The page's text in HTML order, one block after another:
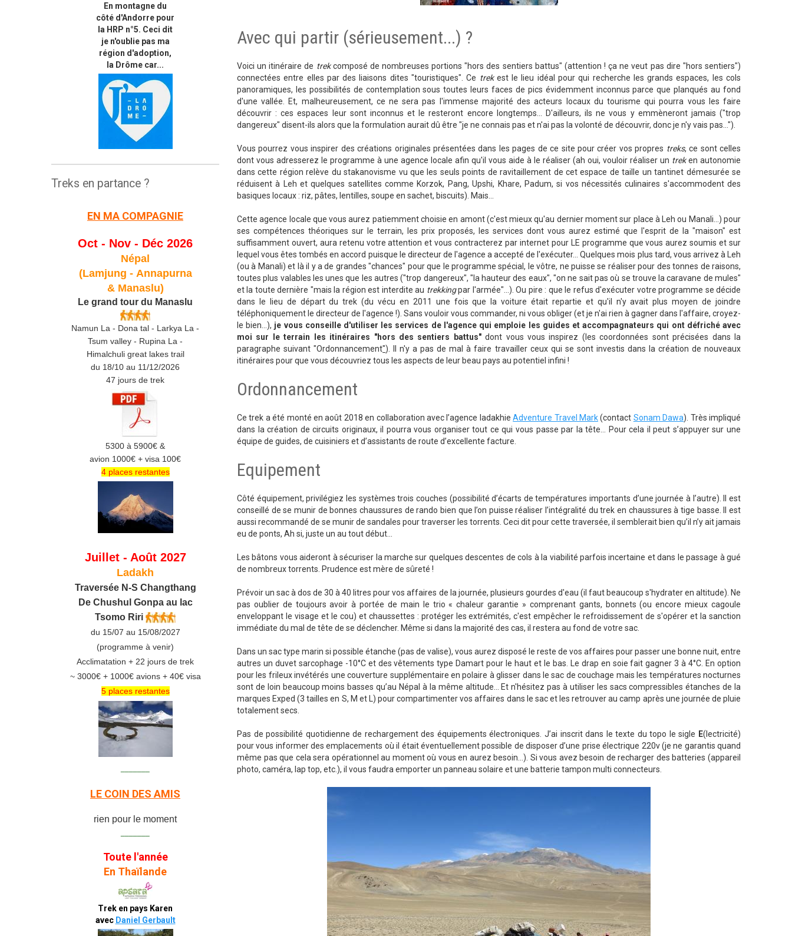
Avec qui partir (sérieusement...) ?
Voici un itinéraire de trekcomposé de nombreuses portions "hors des sentiers battus" (attention ! ça ne veut pas dire "hors sentiers")
connectées entre elles par des liaisons dites "touristiques". Ce trekest le lieu idéal pour qui recherche les grands espaces, les cols
panoramiques, les possibilités de contemplation sous toutes leurs faces de pics évidemment inconnus parce que planqués au fond
d'une vallée. Et, malheureusement, ce ne sera pas l'immense majorité des acteurs locaux du tourisme qui pourra vous les faire
découvrir : ces espaces leur sont inconnus et le resteront encore longtemps... D'ailleurs, ils ne vous y emmèneront jamais ("trop
dangereux" disent-ils alors que la formulation aurait dû être "je ne connais pas et n'ai pas la volonté de découvrir, donc je n'y vais pas...").
Vous pourrez vous inspirer des créations originales présentées dans les pages de ce site pour créer vos propres treks, ce sont celles
dont vous adresserez le programme à une agence locale afin qu'il vous aide à le réaliser (ah oui, vouloir réaliser un treken autonomie
dans cette région relève du stakanovisme vu que les seuls points de ravitaillement de cet espace de taille un tantinet démesurée se
réduisent à Leh et quelques satellites comme Korzok, Pang, Upshi, Khare, Padum, si vos nécessités culinaires s'accommodent des
basiques locaux : riz, pâtes, lentilles, soupe en sachet, biscuits). Mais...
Cette agence locale que vous aurez patiemment choisie en amont (c'est mieux qu'au dernier moment sur place à Leh ou Manali...) pour
ses compétences théoriques sur le terrain, les prix proposés, les services dont vous aurez estimé que l'esprit de la "maison" est
suffisamment ouvert, aura retenu votre attention et vous contracterez par internet pour LE programme que vous aurez soumis et sur
lequel vous êtes tombés en accord puisque le directeur de l'agence a accepté de l'exécuter... Quelques mois plus tard, vous arrivez à Leh
(ou à Manali) et là il y a de grandes "chances" pour que le programme spécial, le vôtre, ne puisse se réaliser pour des tonnes de raisons,
toutes plus valables les unes que les autres ("trop dangereux", "la hauteur des eaux", "on ne sait pas où se trouve la caravane de mules"
et la toute dernière "mais la région est interdite au trekkingpar l'armée"...). Ou pire : que le refus d'exécuter votre programme se décide
dans le lieu de départ du trek (du vécu en 2011 une fois que la voiture était repartie et qu'il n'y avait plus moyen de joindre
téléphoniquement le directeur de l'agence !). Sans vouloir vous commander, ni vous obliger (et je n'ai rien à gagner dans l'affaire, croyez-
le bien...), je vous conseille d'utiliser les services de l'agence qui emploie les guides et accompagnateurs qui ont défriché avec
moi sur le terrain les itinéraires "hors des sentiers battus"dont vous vous inspirez (les coordonnées sont précisées dans la
paragraphe suivant "Ordonnancement"). Il n'y a pas de mal à faire travailler ceux qui se sont investis dans la création de nouveaux
itinéraires pour que vous découvriez tous les aspects de leur beau pays au potentiel infini !
Ordonnancement
Ce trek a été monté en août 2018 en collaboration avec l’agence ladakhieAdventure Travel Mark(contact Sonam Dawa). Très impliqué
dans la création de circuits originaux, il pourra vous organiser tout ce qui vous passe par la tête… Pour cela il peut s’appuyer sur une
équipe de guides, de cuisiniers et d’assistants de route d’excellente facture.
Equipement
Côté équipement, privilégiez les systèmes trois couches (possibilité d’écarts de températures importants d’une journée à l’autre). Il est
conseillé de se munir de bonnes chaussures de rando bien que l’on puisse réaliser l’intégralité du trek en chaussures à tige basse. Il est
aussi recommandé de se munir de sandales pour traverser les torrents. Ceci dit pour cette traversée, il semblerait bien qu’il n’y ait jamais
eu de ponts, Ah si, juste un au tout début...
Les bâtons vous aideront à sécuriser la marche sur quelques descentes de cols à la viabilité parfois incertaine et dans le passage à gué
de nombreux torrents. Prudence est mère de sûreté !
Prévoir un sac à dos de 30 à 40 litres pour vos affaires de la journée, plusieurs gourdes d'eau (il faut beaucoup s'hydrater en altitude). Ne
pas oublier de toujours avoir à portée de main le trio « chaleur garantie » comprenant gants, bonnets (ou encore mieux cagoule
enveloppant le visage et le cou) et chaussettes : protéger les extrémités, c'est empêcher le refroidissement de s'opérer et la sanction
immédiate du mal de tête de se déclencher. Même si dans la majorité des cas, il restera au fond de votre sac.
Dans un sac type marin si possible étanche (pas de valise), vous aurez disposé le reste de vos affaires pour passer une bonne nuit, entre
autres un duvet sarcophage -10°C et des vêtements type Damart pour le haut et le bas. Le drap en soie fait gagner 3 à 4°C. En option
pour les frileux invétérés une couverture supplémentaire en polaire à glisser dans le sac de couchage mais les températures nocturnes
sont de loin beaucoup moins basses qu’au Népal à la même altitude… Et n'hésitez pas à utiliser les sacs compressibles étanches de la
marques Exped (3 tailles en S, M et L) pour compartimenter vos affaires dans le sac et les retrouver au camp après une journée de pluie
totalement secs.
Pas de possibilité quotidienne de rechargement des équipements électroniques. J’ai inscrit dans le texte du topo le sigle E(lectricité)
pour vous informer des emplacements où il était éventuellement possible de disposer d’une prise électrique 220v (je ne garantis quand
même pas que cela sera opérationnel au moment où vous en aurez besoin…). Si vous avez besoin de recharger des batteries (appareil
photo, caméra, lap top, etc.), il vous faudra emporter un panneau solaire et une batterie tampon multi connecteurs.
En montagne du
côté d'Andorre pour
la HRP n°5. Ceci dit
je n'oublie pas ma
région d'adoption,
la Drôme car...
Treks en partance ?
EN MA COMPAGNIE
Oct - Nov - Déc 2026
Népal
(Lamjung - Annapurna
& Manaslu)
Le grand tour du Manaslu
Namun La - Dona tal - Larkya La -
Tsum valley - Rupina La -
Himalchuli great lakes trail
du 18/10 au 11/12/2026
47 jours de trek
5300 à 5900€ &
avion 1000€ + visa 100€
4 places restantes
Juillet - Août 2027
Ladakh
Traversée N-S Changthang
De C hushul Gonpa au lac
Tsomo Riri
du 15/07 au 15/08/2027
(programme à venir)
Acclimatation + 22 jours de trek
~ 3000€ + 1000€ avions + 40€ visa
5 places restantes
LE COIN DES AMIS
rien pour le moment
Toute l'année
En Thaïlande
Trek en pays Karen
avec Daniel Gerbault